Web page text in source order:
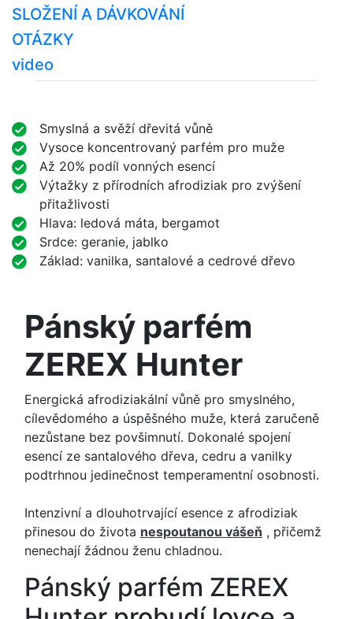
SLOŽENÍ A DÁVKOVÁNÍ
OTÁZKY
video
Smyslná a svěží dřevitá vůně
Vysoce koncentrovaný parfém pro muže
Až 20% podíl vonných esencí
Výtažky z přírodních afrodiziak pro zvýšení
přitažlivosti
Hlava: ledová máta, bergamot
Srdce: geranie, jablko
Základ: vanilka, santalové a cedrové dřevo
Pánský parfém
ZEREX Hunter
Energická afrodiziakální vůně pro smyslného,
cílevědomého a úspěšného muže, která zaručeně
nezůstane bez povšimnutí. Dokonalé spojení
esencí ze santalového dřeva, cedru a vanilky
podtrhnou jedinečnost temperamentní osobnosti.
Intenzivní a dlouhotrvající esence z afrodiziak
přinesou do života nespoutanou vášeň , přičemž
nenechají žádnou ženu chladnou.
Pánský parfém ZEREX